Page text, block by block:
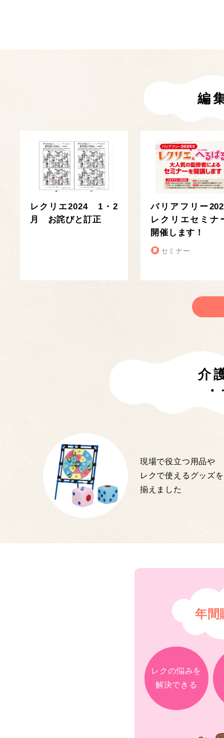
編
レクリエ2024 1・2
月 お詫びと訂正
バリアフリー
レクリエセミナ
開催します！
セミナー
介
現場で役立つ用品や
レクで使えるグッズを
揃えました
年間
レクの悩みを
解決できる